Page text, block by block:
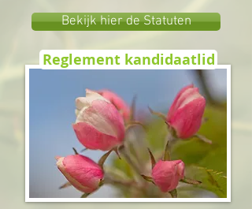
Bekijk hier de Statuten
Reglement kandidaatlid